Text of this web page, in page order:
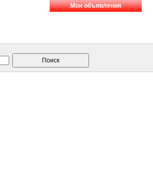
Мои объявления